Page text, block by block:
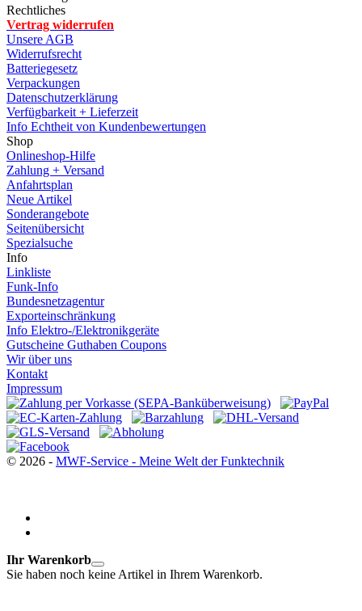
Rechtliches
Vertrag widerrufen
Unsere AGB
Widerrufsrecht
Batteriegesetz
Verpackungen
Datenschutzerklärung
Verfügbarkeit + Lieferzeit
Info Echtheit von Kundenbewertungen
Shop
Onlineshop-Hilfe
Zahlung + Versand
Anfahrtsplan
Neue Artikel
Sonderangebote
Seitenübersicht
Spezialsuche
Info
Linkliste
Funk-Info
Bundesnetzagentur
Exporteinschränkung
Info Elektro-/Elektronikgeräte
Gutscheine Guthaben Coupons
Wir über uns
Kontakt
Impressum
© 2026 - MWF-Service - Meine Welt der Funktechnik
Ihr Warenkorb
Sie haben noch keine Artikel in Ihrem Warenkorb.